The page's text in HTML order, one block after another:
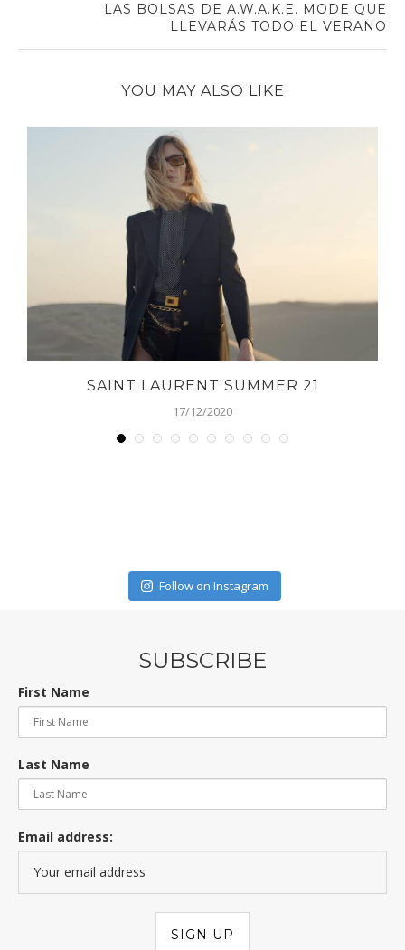
LAS BOLSAS DE A.W.A.K.E. MODE QUE
LLEVARÁS TODO EL VERANO
YOU MAY ALSO LIKE
SAINT LAURENT SUMMER 21
17/12/2020
Follow on Instagram
SUBSCRIBE
First Name
Last Name
Email address: